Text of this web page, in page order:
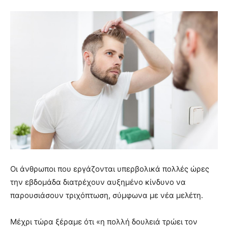
Οι άνθρωποι που εργάζονται υπερβολικά πολλές ώρες
την εβδομάδα διατρέχουν αυξημένο κίνδυνο να
παρουσιάσουν τριχόπτωση, σύμφωνα με νέα μελέτη.
Μέχρι τώρα ξέραμε ότι «η πολλή δουλειά τρώει τον